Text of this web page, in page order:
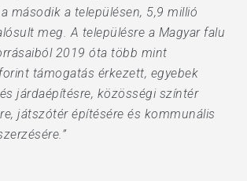
második a településen, 5,9 millió
meg. A településre a Magyar falu
2019 óta több mint
támogatás érkezett, egyebek
járdaépítésre, közösségi színtér
játszótér építésére és kommunális